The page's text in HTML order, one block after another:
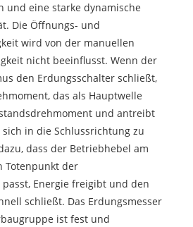
und eine starke dynamische
Die Öffnungs- und
wird von der manuellen
nicht beeinflusst. Wenn der
den Erdungsschalter schließt,
das als Hauptwelle
und antreibt
in die Schlussrichtung zu
dass der Betriebhebel am
Totenpunkt der
Energie freigibt und den
schließt. Das Erdungsmesser
ist fest und